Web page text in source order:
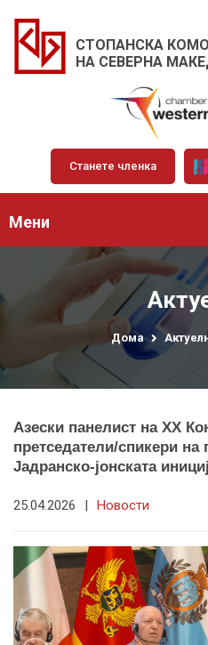
СТОПАНСКА
НА СЕВЕРНА
Станете членка
Мени
Дома
Азески панелист на XX
претседатели/спикери на
Јадранско-јонската
25.04.2026 | Новости